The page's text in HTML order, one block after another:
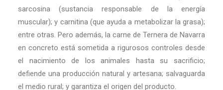
sarcosina (sustancia responsable de la energía
muscular); y carnitina (que ayuda a metabolizar la grasa);
entre otras. Pero además, la carne de Ternera de Navarra
en concreto está sometida a rigurosos controles desde
el nacimiento de los animales hasta su sacrificio;
defiende una producción natural y artesana; salvaguarda
el medio rural; y garantiza el origen del producto.